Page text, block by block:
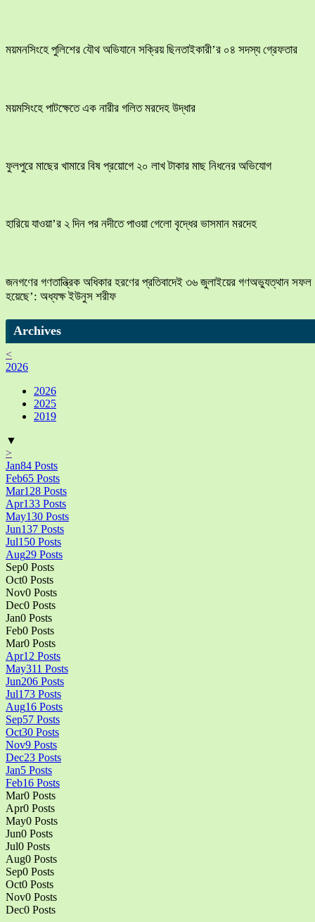
ময়মনসিংহে পুলিশের যৌথ অভিযানে সক্রিয় ছিনতাইকারী’র ০৪ সদস্য গ্রেফতার
ময়মসিংহে পাটক্ষেতে এক নারীর গলিত মরদেহ উদ্ধার
ফুলপুরে মাছের খামারে বিষ প্রয়োগে ২০ লাখ টাকার মাছ নিধনের অভিযোগ
হারিয়ে যাওয়া’র ২ দিন পর নদীতে পাওয়া গেলো বৃদ্ধের ভাসমান মরদেহ
জনগণের গণতান্ত্রিক অধিকার হরণের প্রতিবাদেই ৩৬ জুলাইয়ের গণঅভ্যুত্থান সফল
হয়েছে’: অধ্যক্ষ ইউনুস শরীফ
Archives
<
2026
2026
2025
2019
▼
>
Jan84 Posts
Feb65 Posts
Mar128 Posts
Apr133 Posts
May130 Posts
Jun137 Posts
Jul150 Posts
Aug29 Posts
Sep0 Posts
Oct0 Posts
Nov0 Posts
Dec0 Posts
Jan0 Posts
Feb0 Posts
Mar0 Posts
Apr12 Posts
May311 Posts
Jun206 Posts
Jul173 Posts
Aug16 Posts
Sep57 Posts
Oct30 Posts
Nov9 Posts
Dec23 Posts
Jan5 Posts
Feb16 Posts
Mar0 Posts
Apr0 Posts
May0 Posts
Jun0 Posts
Jul0 Posts
Aug0 Posts
Sep0 Posts
Oct0 Posts
Nov0 Posts
Dec0 Posts